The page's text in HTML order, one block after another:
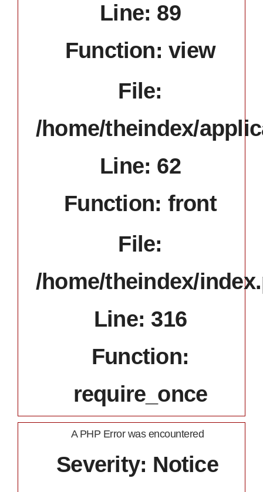
Line: 89
Function: view
File:
/home/theindex/
Line: 62
Function: front
File:
/home/theindex/
Line: 316
Function:
require_once
A PHP Error was encountered
Severity: Notice